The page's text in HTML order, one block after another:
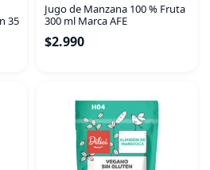
Agua, Sal, Vino blanco
adecuada para ti, si tiene
Escríbenos y nuestros
en contacto contigo de forma
7 id="4319"
35
Jugo de Manzana 100 % Fruta
300 ml Marca AFE
$2.990